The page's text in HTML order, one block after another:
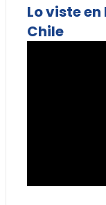
Lo viste
Chile